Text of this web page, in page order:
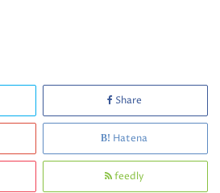
Share
Hatena
feedly